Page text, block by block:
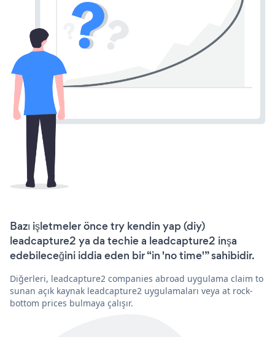
Bazı işletmeler önce try kendin yap (diy)
leadcapture2 ya da techie a leadcapture2 inşa
edebileceğini iddia eden bir “in 'no time'” sahibidir.
Diğerleri, leadcapture2 companies abroad uygulama claim to
sunan açık kaynak leadcapture2 uygulamaları veya at rock-
bottom prices bulmaya çalışır.